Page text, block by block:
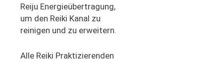
Reiju Energieübertragung,
um den Reiki Kanal zu
reinigen und zu erweitern.
Alle Reiki Praktizierenden